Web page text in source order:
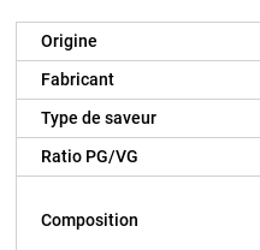
Origine
Fabricant
Type de saveur
Ratio PG/VG
Composition